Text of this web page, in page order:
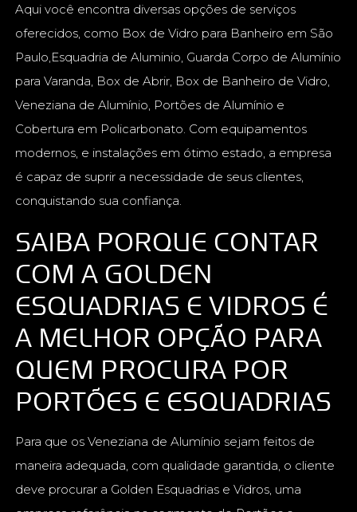
Aqui você encontra diversas opções de serviços
oferecidos, como Box de Vidro para Banheiro em São
Paulo,Esquadria de Aluminio, Guarda Corpo de Alumínio
para Varanda, Box de Abrir, Box de Banheiro de Vidro,
Veneziana de Alumínio, Portões de Alumínio e
Cobertura em Policarbonato. Com equipamentos
modernos, e instalações em ótimo estado, a empresa
é capaz de suprir a necessidade de seus clientes,
conquistando sua confiança.
SAIBA PORQUE CONTAR
COM A GOLDEN
ESQUADRIAS E VIDROS É
A MELHOR OPÇÃO PARA
QUEM PROCURA POR
PORTÕES E ESQUADRIAS
Para que os Veneziana de Alumínio sejam feitos de
maneira adequada, com qualidade garantida, o cliente
deve procurar a Golden Esquadrias e Vidros, uma